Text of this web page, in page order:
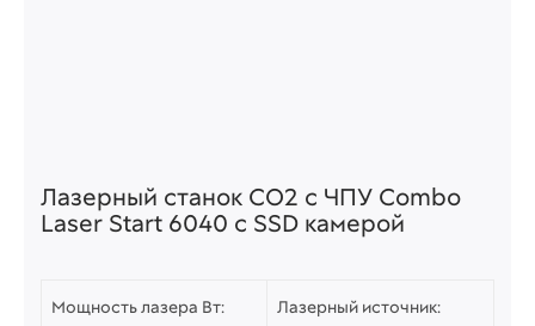
Лазерный станок СО2 c ЧПУ Combo
Laser Start 6040 с SSD камерой
Мощность лазера Вт:
Лазерный источник: